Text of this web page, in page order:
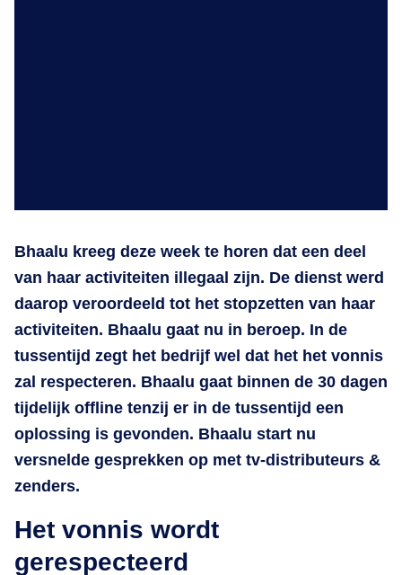
Bhaalu kreeg deze week te horen dat een deel
van haar activiteiten illegaal zijn. De dienst werd
daarop veroordeeld tot het stopzetten van haar
activiteiten. Bhaalu gaat nu in beroep. In de
tussentijd zegt het bedrijf wel dat het het vonnis
zal respecteren. Bhaalu gaat binnen de 30 dagen
tijdelijk offline tenzij er in de tussentijd een
oplossing is gevonden. Bhaalu start nu
versnelde gesprekken op met tv-distributeurs &
zenders.
Het vonnis wordt
gerespecteerd